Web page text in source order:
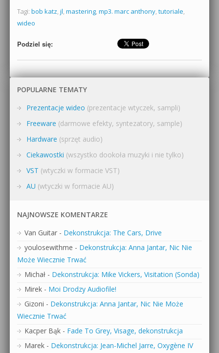
Tagi: bob katz, jl, mastering, mp3. marc anthony, tutoriale,
wideo
Podziel się:
POPULARNE TEMATY
Prezentacje wideo (prezentacje wtyczek, sampli)
Freeware (darmowe efekty, syntezatory, sample)
Hardware (sprzęt audio)
Ciekawostki (wszystko dookoła muzyki i nie tylko)
VST (wtyczki w formacie VST)
AU (wtyczki w formacie AU)
NAJNOWSZE KOMENTARZE
Van Guitar - Dekonstrukcja: The Cars, Drive
youlosewithme - Dekonstrukcja: Anna Jantar, Nic Nie
Może Wiecznie Trwać
Michał - Dekonstrukcja: Mike Vickers, Visitation (Sonda)
Mirek - Moi Drodzy Audiofile!
Gizoni - Dekonstrukcja: Anna Jantar, Nic Nie Może
Wiecznie Trwać
Kacper Bąk - Fade To Grey, Visage, dekonstrukcja
Marek - Dekonstrukcja: Jean-Michel Jarre, Oxygène IV